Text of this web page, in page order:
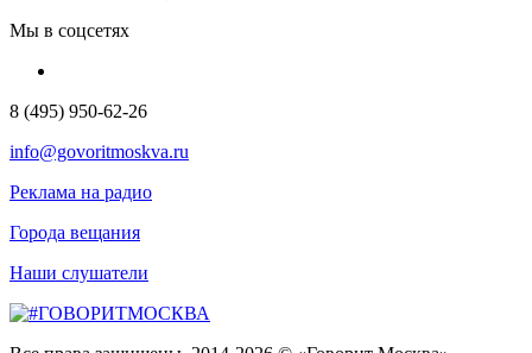
Мы в соцсетях
8 (495) 950-62-26
info@govoritmoskva.ru
Реклама на радио
Города вещания
Наши слушатели